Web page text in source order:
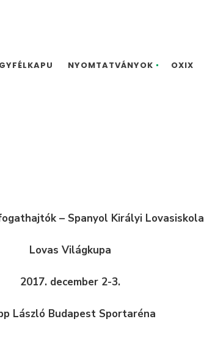
NYOMTATVÁNYOK OXIX
– Spanyol Királyi Lovasiskola
Lovas Világkupa
2017. december 2-3.
László Budapest Sportaréna